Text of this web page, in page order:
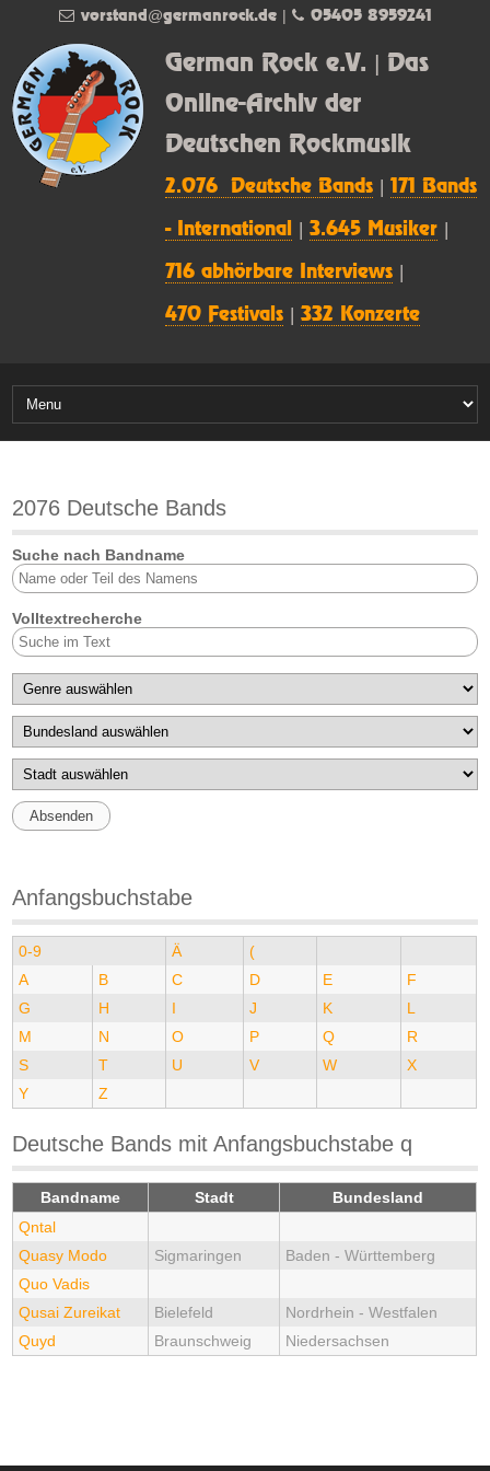
German Rock e.V. | Das
Online-Archiv der
Deutschen Rockmusik
2.076 Deutsche Bands |171 Bands
- International |3.645 Musiker
716 abhörbare Interviews
470 Festivals |332 Konzerte
vorstand@germanrock.de| 05405 8959241
2076 Deutsche Bands
Suche nach Bandname
Volltextrecherche
Anfangsbuchstabe
0-9 Ä
(
A
B C D E
F
G
H I J K
L
M
N O P Q
R
S
T U V W
X
Y
Z
Deutsche Bands mit Anfangsbuchstabe q
Bandname Stadt
Bundesland
Qntal
Quasy Modo
Sigmaringen
Baden - Württemberg
Quo Vadis
Qusai Zureikat
Bielefeld
Nordrhein - Westfalen
Quyd
Braunschweig Niedersachsen